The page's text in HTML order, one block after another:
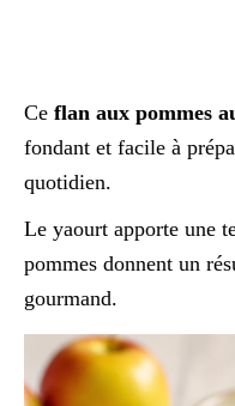
Ce flan aux pommes
fondant et facile à
quotidien.
Le yaourt apporte une
pommes donnent un
gourmand.